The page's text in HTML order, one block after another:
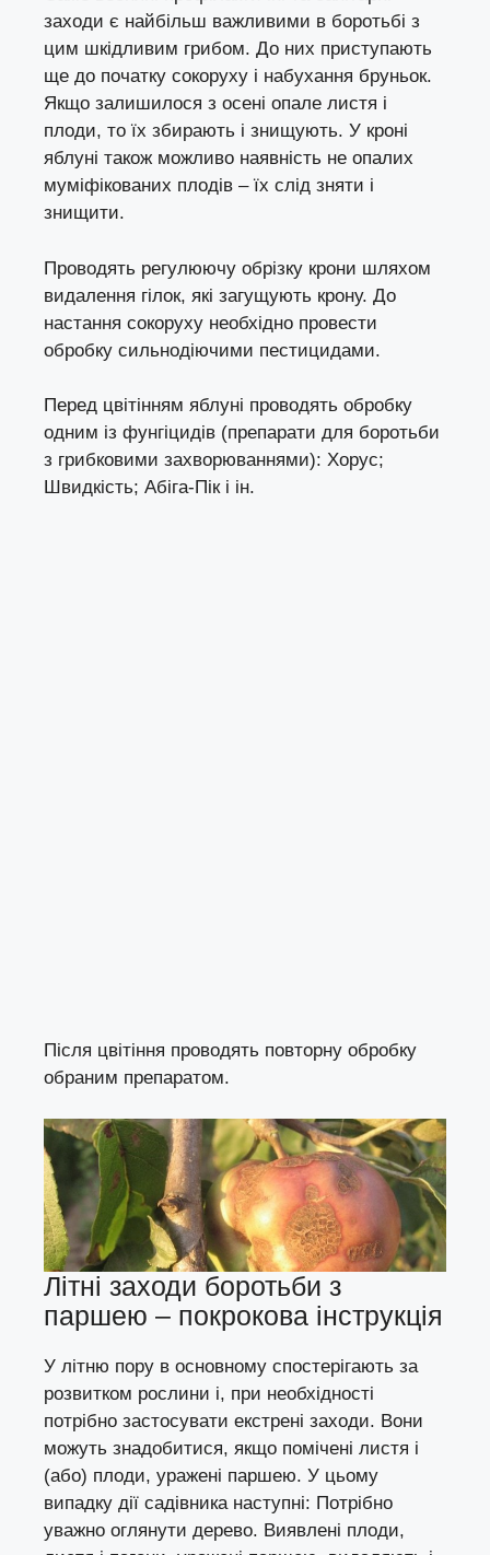
заходи є найбільш важливими в боротьбі з
цим шкідливим грибом. До них приступають
ще до початку сокоруху і набухання бруньок.
Якщо залишилося з осені опале листя і
плоди, то їх збирають і знищують. У кроні
яблуні також можливо наявність не опалих
муміфікованих плодів – їх слід зняти і
знищити.
Проводять регулюючу обрізку крони шляхом
видалення гілок, які загущують крону. До
настання сокоруху необхідно провести
обробку сильнодіючими пестицидами.
Перед цвітінням яблуні проводять обробку
одним із фунгіцидів (препарати для боротьби
з грибковими захворюваннями): Хорус;
Швидкість; Абіга-Пік і ін.
Після цвітіння проводять повторну обробку
обраним препаратом.
Літні заходи боротьби з
паршею – покрокова інструкція
У літню пору в основному спостерігають за
розвитком рослини і, при необхідності
потрібно застосувати екстрені заходи. Вони
можуть знадобитися, якщо помічені листя і
(або) плоди, уражені паршею. У цьому
випадку дії садівника наступні: Потрібно
уважно оглянути дерево. Виявлені плоди,